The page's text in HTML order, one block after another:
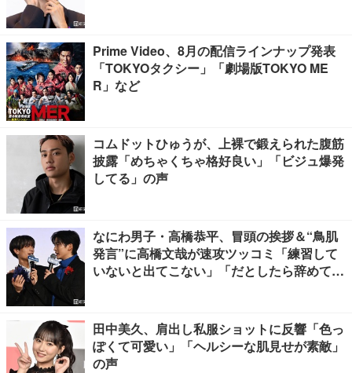
Prime Video、8月の配信ラインナップ発表
「TOKYOタクシー」「劇場版TOKYO ME
R」など
コムドットひゅうが、上裸で鍛えられた腹筋
披露「めちゃくちゃ格好良い」「ビジュ爆発
してる」の声
なにわ男子・高橋恭平、冒頭の挨拶＆“鳥肌
発言”に高橋文哉が速攻ツッコミ「練習して
いないと出てこない」「だとしたら辞めてく
田中美久、肩出し私服ショットに反響「色っ
ぽくて可愛い」「ヘルシーな肌見せが素敵」
の声